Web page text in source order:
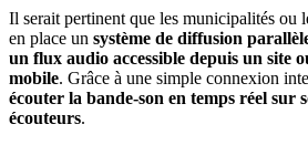
Il serait pertinent que les municipalités ou
en place un système de diffusion
un flux audio accessible depuis un site
mobile. Grâce à une simple connexion
écouter la bande-son en temps réel sur
écouteurs.